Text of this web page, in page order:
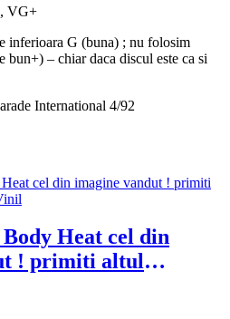
VG+
inferioara G (buna) ; nu folosim
– chiar daca discul este ca si
International 4/92
Heat cel din
! primiti altul